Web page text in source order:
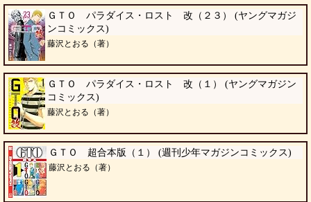
ＧＴＯ パラダイス・ロスト 改（２３） (ヤングマガジ
ンコミックス)
藤沢とおる（著）
ＧＴＯ パラダイス・ロスト 改（１） (ヤングマガジン
コミックス)
藤沢とおる（著）
ＧＴＯ 超合本版（１） (週刊少年マガジンコミックス)
藤沢とおる（著）